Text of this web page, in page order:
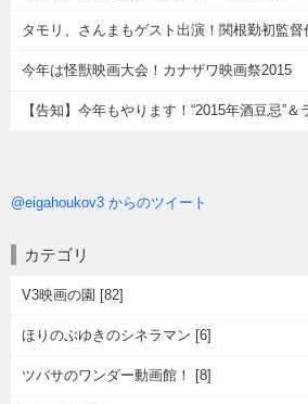
今年は怪獣映画大会！カナザワ映画祭2015
@eigahoukov3 からのツイート
カテゴリ
V3映画の園 [82]
ほりのぶゆきのシネラマン [6]
ツバサのワンダー動画館！ [8]